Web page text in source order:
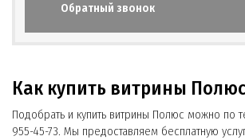
Обратный звонок
Как купить витрины
Подобрать и купить витрины Полюс можно по
955-45-73. Мы предоставляем бесплатную